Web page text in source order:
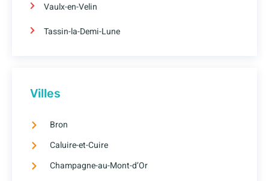
Vaulx-en-Velin
Tassin-la-Demi-Lune
Villes
Bron
Caluire-et-Cuire
Champagne-au-Mont-d’Or